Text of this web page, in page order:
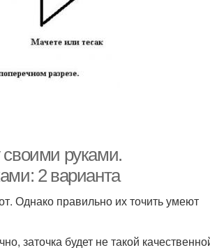
своими руками.
2 варианта
Однако правильно их точить умеют
заточка будет не такой